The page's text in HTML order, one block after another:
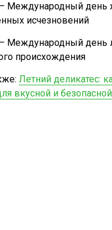
– Международный день
исчезновений
– Международный день
происхождения
Летний деликатес:
вкусной и